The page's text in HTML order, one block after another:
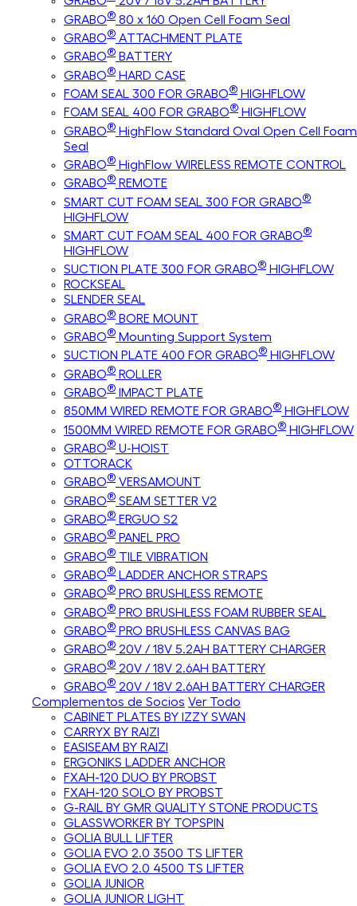
GRABO® 80 x 160 Open Cell Foam Seal
GRABO® ATTACHMENT PLATE
GRABO® BATTERY
GRABO® HARD CASE
FOAM SEAL 300 FOR GRABO® HIGHFLOW
FOAM SEAL 400 FOR GRABO® HIGHFLOW
GRABO® HighFlow Standard Oval Open Cell Foam
Seal
GRABO® HighFlow WIRELESS REMOTE CONTROL
GRABO® REMOTE
SMART CUT FOAM SEAL 300 FOR GRABO®
HIGHFLOW
SMART CUT FOAM SEAL 400 FOR GRABO®
HIGHFLOW
SUCTION PLATE 300 FOR GRABO® HIGHFLOW
ROCKSEAL
SLENDER SEAL
GRABO® BORE MOUNT
GRABO® Mounting Support System
SUCTION PLATE 400 FOR GRABO® HIGHFLOW
GRABO® ROLLER
GRABO® IMPACT PLATE
850MM WIRED REMOTE FOR GRABO® HIGHFLOW
1500MM WIRED REMOTE FOR GRABO® HIGHFLOW
GRABO® U-HOIST
OTTORACK
GRABO® VERSAMOUNT
GRABO® SEAM SETTER V2
GRABO® ERGUO S2
GRABO® PANEL PRO
GRABO® TILE VIBRATION
GRABO® LADDER ANCHOR STRAPS
GRABO® PRO BRUSHLESS REMOTE
GRABO® PRO BRUSHLESS FOAM RUBBER SEAL
GRABO® PRO BRUSHLESS CANVAS BAG
GRABO® 20V / 18V 5.2AH BATTERY CHARGER
GRABO® 20V / 18V 2.6AH BATTERY
GRABO® 20V / 18V 2.6AH BATTERY CHARGER
Complementos de Socios Ver Todo
CABINET PLATES BY IZZY SWAN
CARRYX BY RAIZI
EASISEAM BY RAIZI
ERGONIKS LADDER ANCHOR
FXAH-120 DUO BY PROBST
FXAH-120 SOLO BY PROBST
G-RAIL BY GMR QUALITY STONE PRODUCTS
GLASSWORKER BY TOPSPIN
GOLIA BULL LIFTER
GOLIA EVO 2.0 3500 TS LIFTER
GOLIA EVO 2.0 4500 TS LIFTER
GOLIA JUNIOR
GOLIA JUNIOR LIGHT